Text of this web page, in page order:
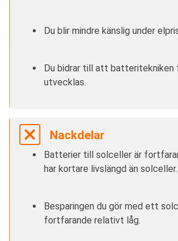
Du blir mindre känslig under
Du bidrar till att
utvecklas.
Nackdelar
Batterier till solceller är
har kortare livslängd än solceller.
Besparingen du gör med ett
fortfarande relativt låg.